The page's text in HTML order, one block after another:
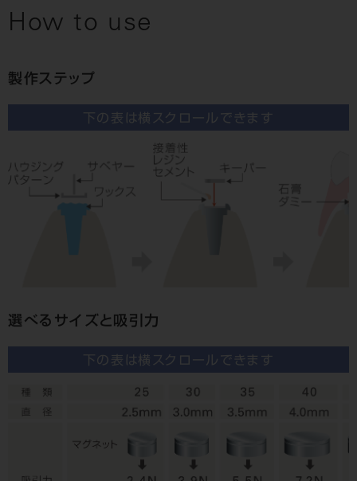
How to use
製作ステップ
下の表は横スクロールできます
選べるサイズと吸引力
下の表は横スクロールできます